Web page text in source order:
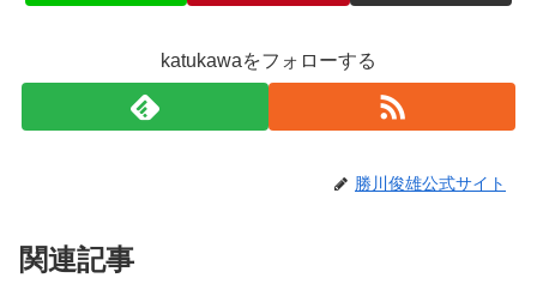
katukawaをフォローする
勝川俊雄公式サイト
関連記事